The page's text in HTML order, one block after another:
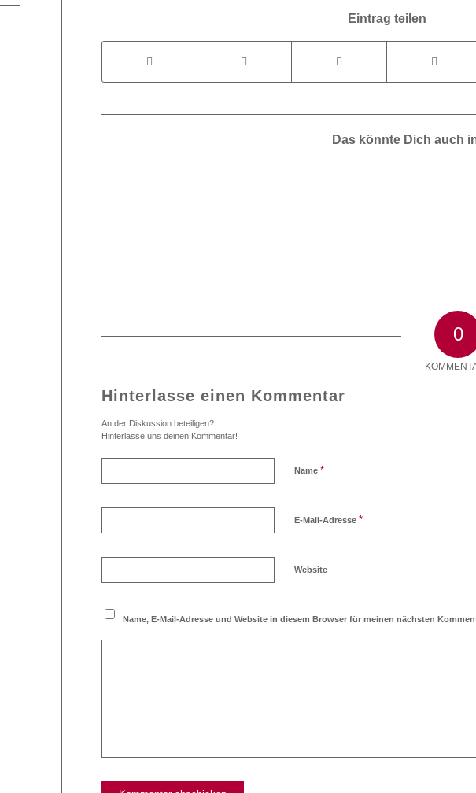
Eintrag teilen
Das könnte Dich auch
0
Hinterlasse einen Kommentar
An der Diskussion beteiligen?
Hinterlasse uns deinen Kommentar!
Name *
E-Mail-Adresse *
Website
Name, E-Mail-Adresse und Website in diesem Browser für meinen nächsten